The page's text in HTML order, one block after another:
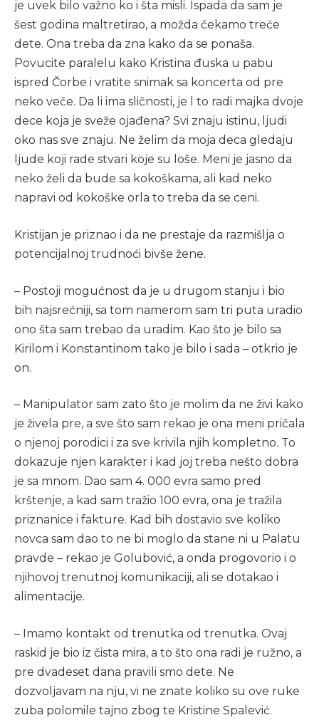
je uvek bilo važno ko i šta misli. Ispada da sam je
šest godina maltretirao, a možda čekamo treće
dete. Ona treba da zna kako da se ponaša.
Povucite paralelu kako Kristina đuska u pabu
ispred Čorbe i vratite snimak sa koncerta od pre
neko veče. Da li ima sličnosti, je l to radi majka dvoje
dece koja je sveže ojađena? Svi znaju istinu, ljudi
oko nas sve znaju. Ne želim da moja deca gledaju
ljude koji rade stvari koje su loše. Meni je jasno da
neko želi da bude sa kokoškama, ali kad neko
napravi od kokoške orla to treba da se ceni.
Kristijan je priznao i da ne prestaje da razmišlja o
potencijalnoj trudnoći bivše žene.
– Postoji mogućnost da je u drugom stanju i bio
bih najsrećniji, sa tom namerom sam tri puta uradio
ono šta sam trebao da uradim. Kao što je bilo sa
Kirilom i Konstantinom tako je bilo i sada – otkrio je
on.
– Manipulator sam zato što je molim da ne živi kako
je živela pre, a sve što sam rekao je ona meni pričala
o njenoj porodici i za sve krivila njih kompletno. To
dokazuje njen karakter i kad joj treba nešto dobra
je sa mnom. Dao sam 4. 000 evra samo pred
krštenje, a kad sam tražio 100 evra, ona je tražila
priznanice i fakture. Kad bih dostavio sve koliko
novca sam dao to ne bi moglo da stane ni u Palatu
pravde – rekao je Golubović, a onda progovorio i o
njihovoj trenutnoj komunikaciji, ali se dotakao i
alimentacije.
– Imamo kontakt od trenutka od trenutka. Ovaj
raskid je bio iz čista mira, a to što ona radi je ružno, a
pre dvadeset dana pravili smo dete. Ne
dozvoljavam na nju, vi ne znate koliko su ove ruke
zuba polomile tajno zbog te Kristine Spalević.